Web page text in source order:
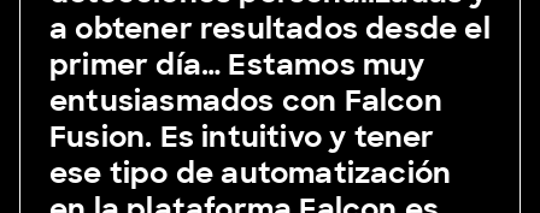
a obtener resultados desde el
primer día… Estamos muy
entusiasmados con Falcon
Fusion. Es intuitivo y tener
ese tipo de automatización